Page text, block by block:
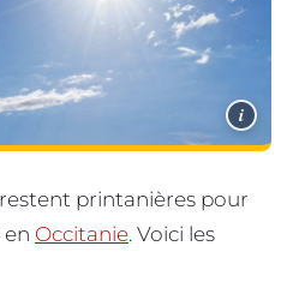
i
restent printanières pour
en Occitanie. Voici les